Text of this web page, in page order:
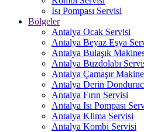
Isı Pompası Servisi
Bölgeler
Antalya Ocak Servisi
Antalya Beyaz Eşya
Antalya Bulaşık
Antalya Buzdolabı
Antalya Çamaşır
Antalya Derin
Antalya Fırın Servisi
Antalya Isı Pompası
Antalya Klima Servisi
Antalya Kombi Servisi